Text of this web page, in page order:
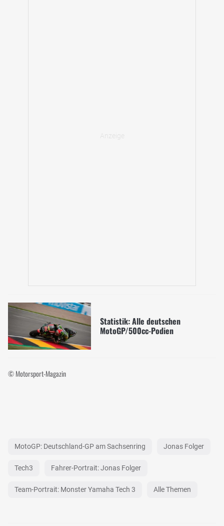
Statistik: Alle deutschen
MotoGP/500cc-Podien
© Motorsport-Magazin
MotoGP: Deutschland-GP am Sachsenring Jonas Folger
Tech3 Fahrer-Portrait: Jonas Folger
Team-Portrait: Monster Yamaha Tech 3 Alle Themen